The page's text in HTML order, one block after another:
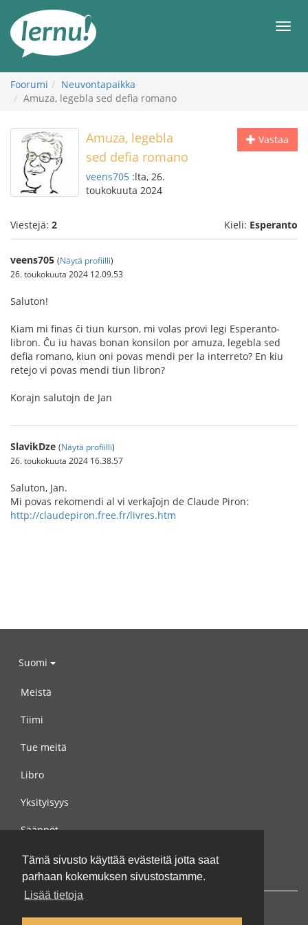
Tämä sivusto käyttää evästeitä jotta saat
parhaan kokemuksen sivustostamme.
Lisää tietoja
sisältöön
Foorumi
Neuvontapaikka
Amuza, legebla sed defia romano
Vastaa
Amuza, legebla
sed defia romano
veens705 :lta, 26.
toukokuuta 2024
Viestejä: 2 Kieli: Esperanto
veens705 (Näytä profiilli)
26. toukokuuta 2024 12.09.53
Saluton!
Kiam mi finas ĉi tiun kurson, mi volas provi legi Esperanto-
libron. Ĉu iu havas bonan konsilon por amuza, legebla sed
defia romano, kiun oni povas mendi per la interreto? En kiu
retejo vi povas mendi tiun libron?
Korajn salutojn de Jan
SlavikDze (Näytä profiilli)
26. toukokuuta 2024 16.38.57
Saluton, Jan.
Mi povas rekomendi al vi verkaĵojn de Claude Piron:
http://claudepiron.free.fr/livres.htm
Suomi
Meistä
Tiimi
Tue meitä
Libro
Yksityisyys
Säännöt
Ota yhteyttä meihin